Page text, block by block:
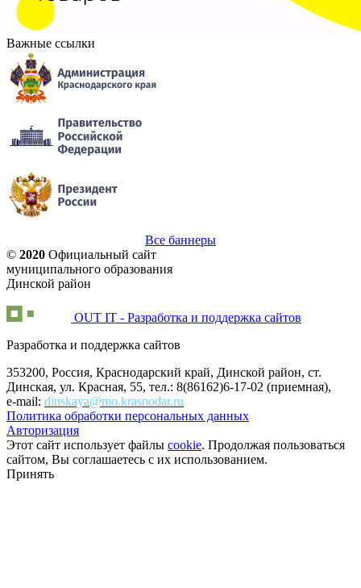
Важные ссылки
Все баннеры
© 2020 Официальный сайт
муниципального образования
Динской район
OUT IT - Разработка и поддержка сайтов
Разработка и поддержка сайтов
353200, Россия, Краснодарский край, Динской район, ст.
Динская, ул. Красная, 55, тел.: 8(86162)6-17-02 (приемная),
e-mail: dinskaya@mo.krasnodar.ru
Политика обработки персональных данных
Авторизация
Этот сайт использует файлы cookie. Продолжая пользоваться
сайтом, Вы соглашаетесь с их использованием.
Принять